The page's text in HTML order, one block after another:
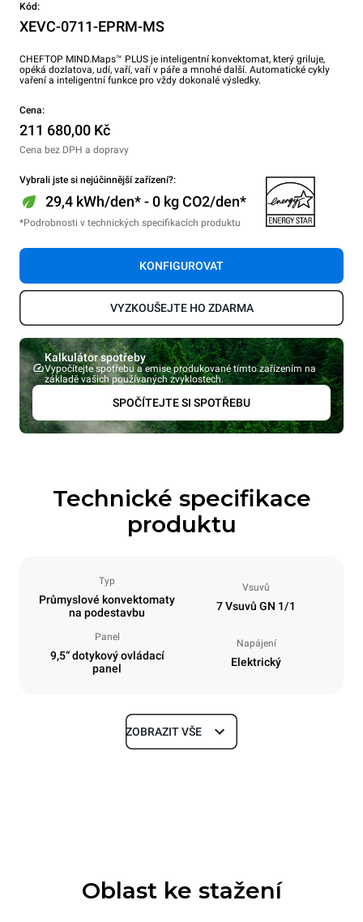
Kód:
XEVC-0711-EPRM-MS
CHEFTOP MIND.Maps™ PLUS je inteligentní konvektomat, který griluje,
opéká dozlatova, udí, vaří, vaří v páře a mnohé další. Automatické cykly
vaření a inteligentní funkce pro vždy dokonalé výsledky.
Cena:
211 680,00 Kč
Cena bez DPH a dopravy
Vybrali jste si nejúčinnější zařízení?:
29,4 kWh/den* - 0 kg CO2/den*
*Podrobnosti v technických specifikacích produktu
KONFIGUROVAT
VYZKOUŠEJTE HO ZDARMA
Kalkulátor spotřeby
Vypočítejte spotřebu a emise produkované tímto zařízením na
základě vašich používaných zvyklostech.
SPOČÍTEJTE SI SPOTŘEBU
Technické specifikace
produktu
Typ
Průmyslové konvektomaty
na podestavbu
Vsuvů
7 Vsuvů GN 1/1
Panel
9,5“ dotykový ovládací
panel
Napájení
Elektrický
Rozměry
Specifikace plechů
ZOBRAZIT VŠE
Oblast ke stažení